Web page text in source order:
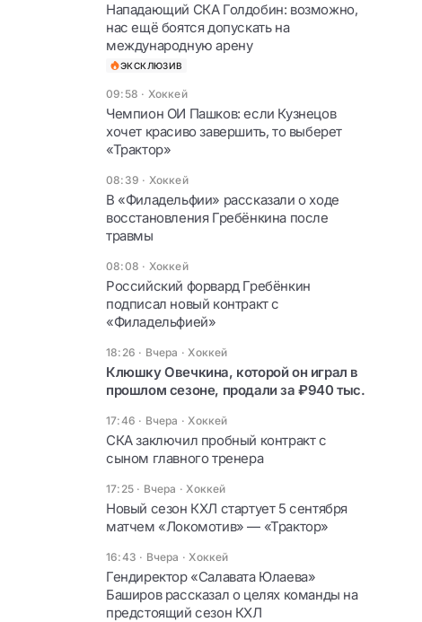
Нападающий СКА Голдобин: возможно,
нас ещё боятся допускать на
международную арену
ЭКСКЛЮЗИВ
09:58 · Хоккей
Чемпион ОИ Пашков: если Кузнецов
хочет красиво завершить, то выберет
«Трактор»
08:39 · Хоккей
В «Филадельфии» рассказали о ходе
восстановления Гребёнкина после
травмы
08:08 · Хоккей
Российский форвард Гребёнкин
подписал новый контракт с
«Филадельфией»
18:26 · Вчера ·Хоккей
Клюшку Овечкина, которой он играл в
прошлом сезоне, продали за ₽940 тыс.
17:46 · Вчера ·Хоккей
СКА заключил пробный контракт с
сыном главного тренера
17:25 · Вчера ·Хоккей
Новый сезон КХЛ стартует 5 сентября
матчем «Локомотив» — «Трактор»
16:43 · Вчера ·Хоккей
Гендиректор «Салавата Юлаева»
Баширов рассказал о целях команды на
предстоящий сезон КХЛ